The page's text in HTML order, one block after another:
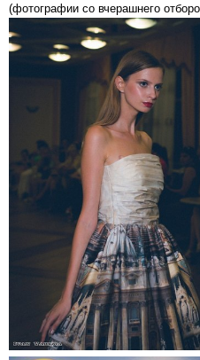
(фотографии со вчерашнего